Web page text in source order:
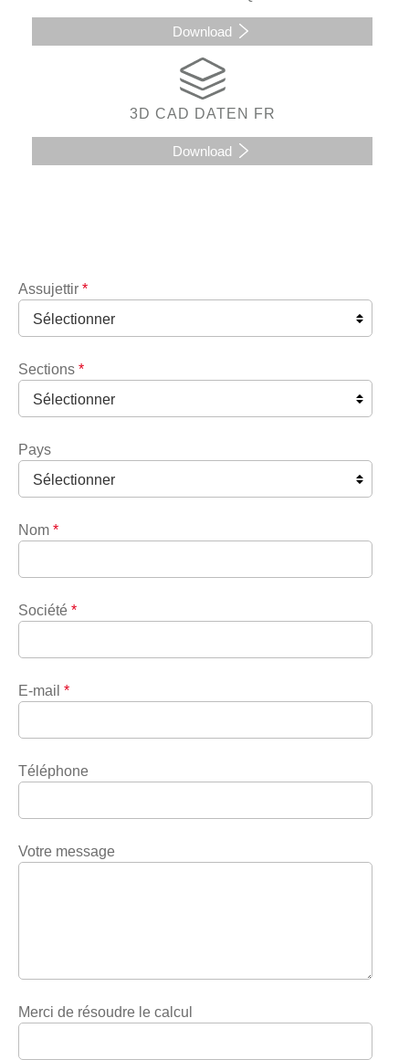
Download
3D CAD DATEN FR
Download
Assujettir *
Sections *
Pays
Nom *
Société *
E-mail *
Téléphone
Votre message
Merci de résoudre le calcul